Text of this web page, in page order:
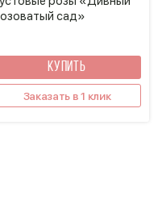
сад»
КУПИТЬ
Заказать в 1 клик